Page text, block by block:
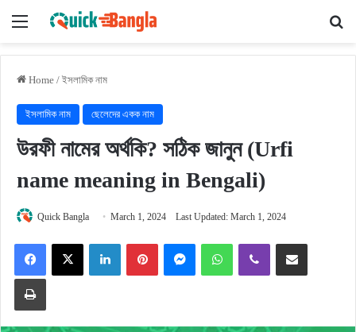
Menu
Home / ইসলামিক নাম
ইসলামিক নাম ছেলেদের একক নাম
উরফী নামের অর্থকি? সঠিক জানুন (Urfi
name meaning in Bengali)
Quick Bangla March 1, 2024 Last Updated: March 1, 2024
FacebookX LinkedInPinterestMessengerWhatsAppViber Share via Email
Print